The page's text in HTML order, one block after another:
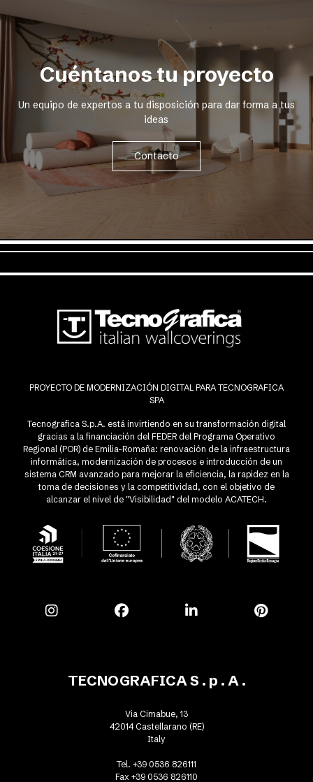
Cuéntanos tu proyecto
Un equipo de expertos a tu disposición para dar forma a tus
ideas
Contacto
PROYECTO DE MODERNIZACIÓN DIGITAL PARA TECNOGRAFICA
SPA
Tecnografica S.p.A. está invirtiendo en su transformación digital
gracias a la financiación del FEDER del Programa Operativo
Regional (POR) de Emilia-Romaña: renovación de la infraestructura
informática, modernización de procesos e introducción de un
sistema CRM avanzado para mejorar la eficiencia, la rapidez en la
toma de decisiones y la competitividad, con el objetivo de
alcanzar el nivel de "Visibilidad" del modelo ACATECH.
TECNOGRAFICA S . p . A .
Via Cimabue, 13
42014 Castellarano (RE)
Italy
Tel. +39 0536 826111
Fax +39 0536 826110